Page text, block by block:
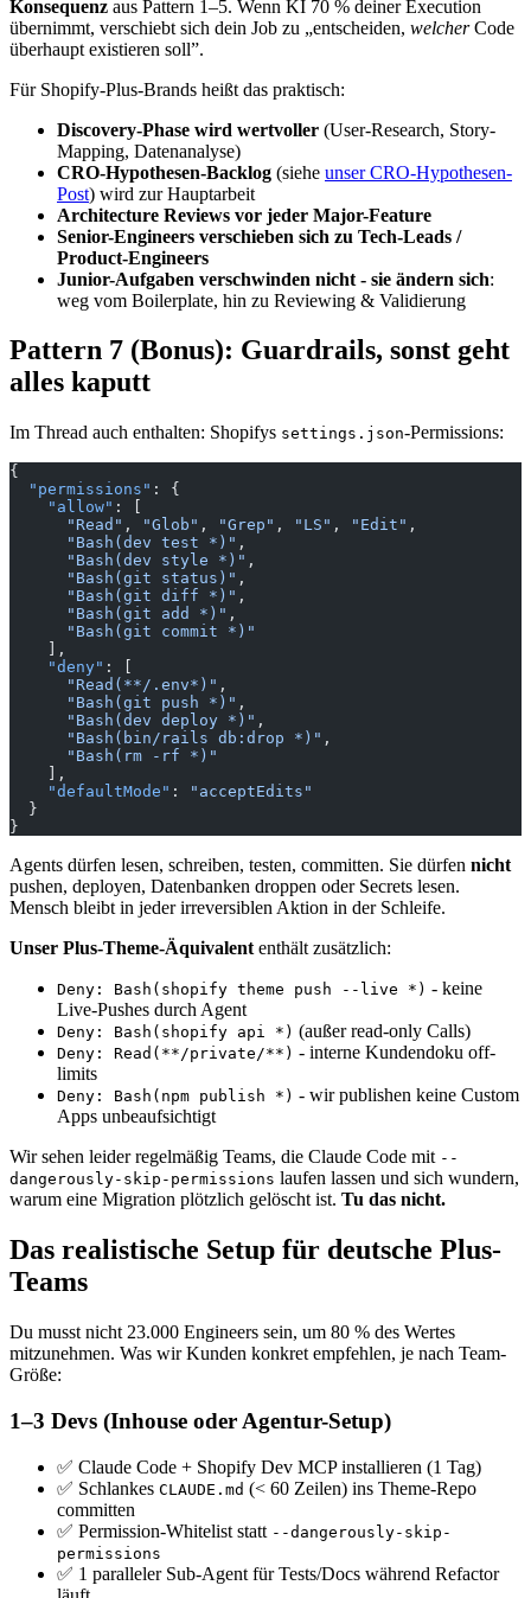
Konsequenz aus Pattern 1–5. Wenn KI 70 % deiner Execution
übernimmt, verschiebt sich dein Job zu „entscheiden, welcherCode
überhaupt existieren soll”.
Für Shopify-Plus-Brands heißt das praktisch:
Discovery-Phase wird wertvoller (User-Research, Story-
Mapping, Datenanalyse)
CRO-Hypothesen-Backlog (siehe unser CRO-Hypothesen-
Post) wird zur Hauptarbeit
Architecture Reviews vor jeder Major-Feature
Senior-Engineers verschieben sich zu Tech-Leads /
Product-Engineers
Junior-Aufgaben verschwinden nicht - sie ändern sich:
weg vom Boilerplate, hin zu Reviewing & Validierung
Pattern 7 (Bonus): Guardrails, sonst geht
alles kaputt
Im Thread auch enthalten: Shopifys settings.json-Permissions:
{
  "permissions"
: {
    "allow"
: [
      "Read"
, "Glob" , "Grep" , "LS" , "Edit" ,
      "Bash(dev test *)"
,
      "Bash(dev style *)"
,
      "Bash(git status)"
,
      "Bash(git diff *)"
,
      "Bash(git add *)"
,
      "Bash(git commit *)"
    ],
    "deny"
: [
      "Read(**/.env*)"
,
      "Bash(git push *)"
,
      "Bash(dev deploy *)"
,
      "Bash(bin/rails db:drop *)"
,
      "Bash(rm -rf *)"
    ],
    "defaultMode"
:
"acceptEdits"
  }
}
Agents dürfen lesen, schreiben, testen, committen. Sie dürfen nicht
pushen, deployen, Datenbanken droppen oder Secrets lesen.
Mensch bleibt in jeder irreversiblen Aktion in der Schleife.
Unser Plus-Theme-Äquivalent enthält zusätzlich:
Deny: Bash(shopify theme push --live *) - keine
Live-Pushes durch Agent
Deny: Bash(shopify api *) (außer read-only Calls)
Deny: Read(**/private/**) - interne Kundendoku off-
limits
Deny: Bash(npm publish *) - wir publishen keine Custom
Apps unbeaufsichtigt
Wir sehen leider regelmäßig Teams, die Claude Code mit --
dangerously-skip-permissions laufen lassen und sich wundern,
warum eine Migration plötzlich gelöscht ist. Tu das nicht.
Das realistische Setup für deutsche Plus-
Teams
Du musst nicht 23.000 Engineers sein, um 80 % des Wertes
mitzunehmen. Was wir Kunden konkret empfehlen, je nach Team-
Größe:
1–3 Devs (Inhouse oder Agentur-Setup)
✅ Claude Code + Shopify Dev MCP installieren (1 Tag)
✅ Schlankes CLAUDE.md (< 60 Zeilen) ins Theme-Repo
committen
✅ Permission-Whitelist statt --dangerously-skip-
permissions
✅ 1 paralleler Sub-Agent für Tests/Docs während Refactor